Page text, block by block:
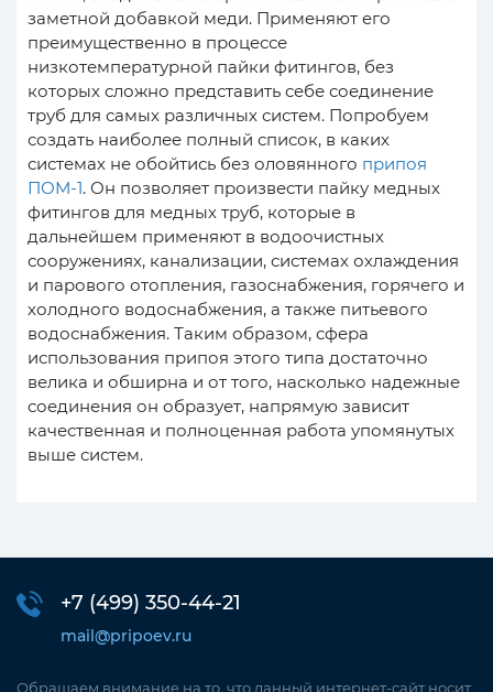
заметной добавкой меди. Применяют его
преимущественно в процессе
низкотемпературной пайки фитингов, без
которых сложно представить себе соединение
труб для самых различных систем. Попробуем
создать наиболее полный список, в каких
системах не обойтись без оловянного припоя
ПОМ-1. Он позволяет произвести пайку медных
фитингов для медных труб, которые в
дальнейшем применяют в водоочистных
сооружениях, канализации, системах охлаждения
и парового отопления, газоснабжения, горячего и
холодного водоснабжения, а также питьевого
водоснабжения. Таким образом, сфера
использования припоя этого типа достаточно
велика и обширна и от того, насколько надежные
соединения он образует, напрямую зависит
качественная и полноценная работа упомянутых
выше систем.
+7 (499) 350-44-21
mail@pripoev.ru
Обращаем внимание на то, что данный интернет-сайт носит